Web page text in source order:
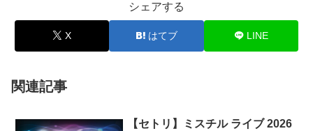
シェアする
X はてブ LINE
関連記事
【セトリ】ミスチル ライブ 2026